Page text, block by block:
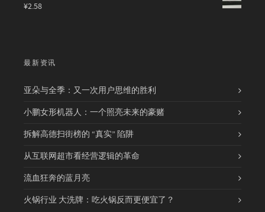
¥2.58
最新资讯
亚朵与全季：又一次用户思维的胜利
小鹏女形机器人：一个照亮未来的豪赌
拆解高德扫街榜的 “真实” 陷阱
从互联网超市看经营逻辑的革命
流血狂奔的蓝月亮
火锅行业 大洗牌：吃火锅反而更便宜了？